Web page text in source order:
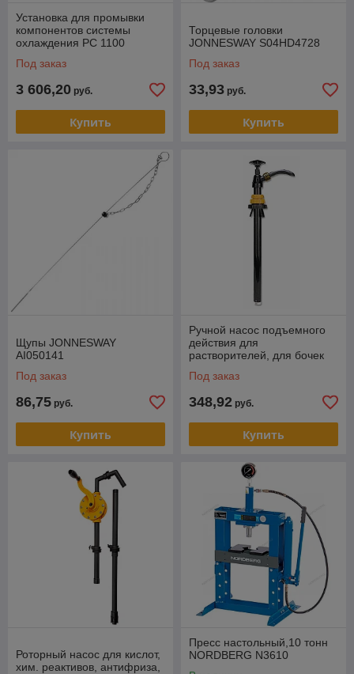
Установка для промывки
компонентов системы
охлаждения РС 1100
Под заказ
3 606,20 руб.
Купить
Торцевые головки
JONNESWAY S04HD4728
Под заказ
33,93 руб.
Купить
Щупы JONNESWAY
AI050141
Под заказ
86,75 руб.
Купить
Ручной насос подъемного
действия для
растворителей, для бочек
Под заказ
348,92 руб.
Купить
Роторный насос для кислот,
хим. реактивов, антифриза,
Пресс настольный,10 тонн
NORDBERG N3610